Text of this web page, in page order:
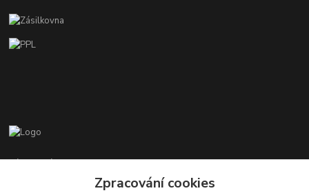
Zákaznická podpora EshopMB.cz
+420 606 622 002Zpracování cookies